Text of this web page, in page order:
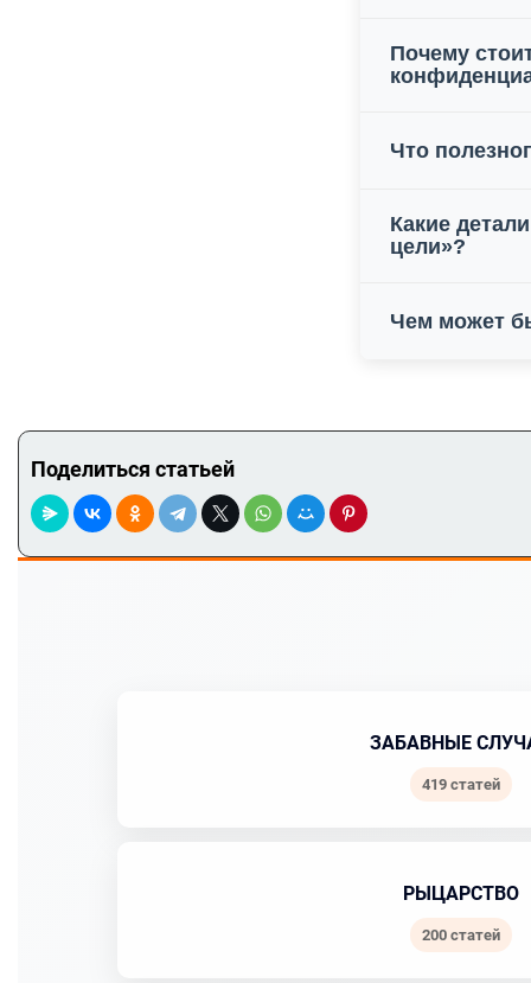
Почему
Что
Какие
цели»?
Чем может
Поделиться статьей
ЗАБАВНЫЕ
419 статей
РЫЦАРСТВО
200 статей